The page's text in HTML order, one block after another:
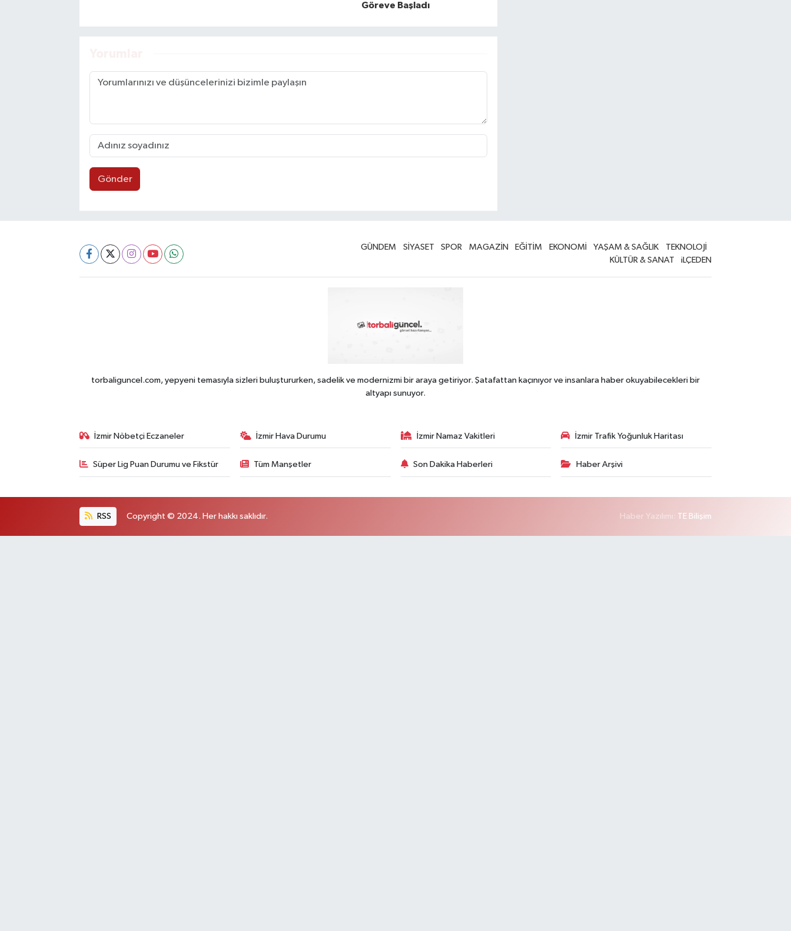
Göreve Başladı
Gönder
GÜNDEM SİYASET SPOR MAGAZİN EĞİTİM EKONOMİ YAŞAM & SAĞLIK
TEKNOLOJİ
KÜLTÜR & SANAT
iLÇEDEN
torbaliguncel.com, yepyeni temasıyla sizleri buluştururken, sadelik ve modernizmi bir araya getiriyor. Şatafattan kaçınıyor ve insanlara haber okuyabilecekleri bir
altyapı sunuyor.
İzmir Nöbetçi Eczaneler İzmir Hava Durumu İzmir Namaz Vakitleri İzmir Trafik Yoğunluk Haritası
Süper Lig Puan Durumu ve Fikstür Tüm Manşetler Son Dakika Haberleri Haber Arşivi
RSS Copyright © 2024. Her hakkı saklıdır. Haber Yazılımı: TE Bilişim